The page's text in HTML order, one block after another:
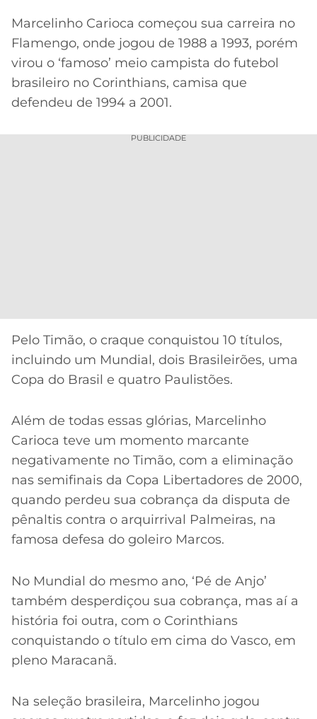
Marcelinho Carioca começou sua carreira no
Flamengo, onde jogou de 1988 a 1993, porém
virou o ‘famoso’ meio campista do futebol
brasileiro no Corinthians, camisa que
defendeu de 1994 a 2001.
PUBLICIDADE
Pelo Timão, o craque conquistou 10 títulos,
incluindo um Mundial, dois Brasileirões, uma
Copa do Brasil e quatro Paulistões.
Além de todas essas glórias, Marcelinho
Carioca teve um momento marcante
negativamente no Timão, com a eliminação
nas semifinais da Copa Libertadores de 2000,
quando perdeu sua cobrança da disputa de
pênaltis contra o arquirrival Palmeiras, na
famosa defesa do goleiro Marcos.
No Mundial do mesmo ano, ‘Pé de Anjo’
também desperdiçou sua cobrança, mas aí a
história foi outra, com o Corinthians
conquistando o título em cima do Vasco, em
pleno Maracanã.
Na seleção brasileira, Marcelinho jogou